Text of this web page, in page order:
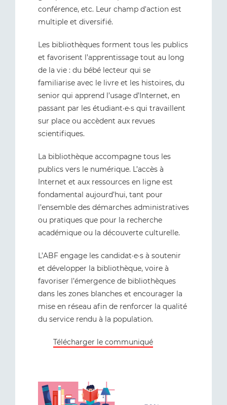
conférence, etc. Leur champ d'action est
multiple et diversifié.
Les bibliothèques forment tous les publics
et favorisent l’apprentissage tout au long
de la vie : du bébé lecteur qui se
familiarise avec le livre et les histoires, du
senior qui apprend l’usage d’Internet, en
passant par les étudiant·e·s qui travaillent
sur place ou accèdent aux revues
scientifiques.
La bibliothèque accompagne tous les
publics vers le numérique. L’accès à
Internet et aux ressources en ligne est
fondamental aujourd’hui, tant pour
l’ensemble des démarches administratives
ou pratiques que pour la recherche
académique ou la découverte culturelle.
L’ABF engage les candidat·e·s à soutenir
et développer la bibliothèque, voire à
favoriser l’émergence de bibliothèques
dans les zones blanches et encourager la
mise en réseau afin de renforcer la qualité
du service rendu à la population.
Télécharger le communiqué